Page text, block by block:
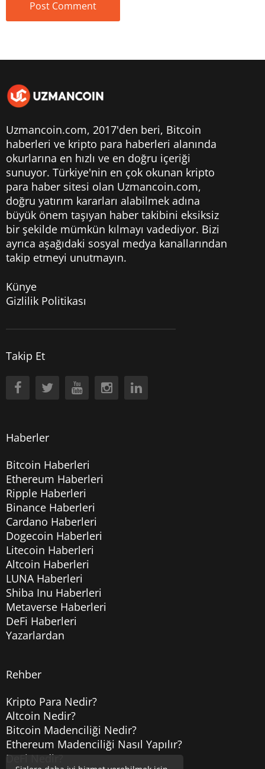
Uzmancoin.com, 2017'den beri, Bitcoin
haberleri ve kripto para haberleri alanında
okurlarına en hızlı ve en doğru içeriği
sunuyor. Türkiye'nin en çok okunan kripto
para haber sitesi olan Uzmancoin.com,
doğru yatırım kararları alabilmek adına
büyük önem taşıyan haber takibini eksiksiz
bir şekilde mümkün kılmayı vadediyor. Bizi
ayrıca aşağıdaki sosyal medya kanallarından
takip etmeyi unutmayın.
Künye
Gizlilik Politikası
Takip Et
Haberler
Bitcoin Haberleri
Ethereum Haberleri
Ripple Haberleri
Binance Haberleri
Cardano Haberleri
Dogecoin Haberleri
Litecoin Haberleri
Altcoin Haberleri
LUNA Haberleri
Shiba Inu Haberleri
Metaverse Haberleri
DeFi Haberleri
Yazarlardan
Rehber
Kripto Para Nedir?
Altcoin Nedir?
Bitcoin Madenciliği Nedir?
Ethereum Madenciliği Nasıl Yapılır?
DeFi Nedir?